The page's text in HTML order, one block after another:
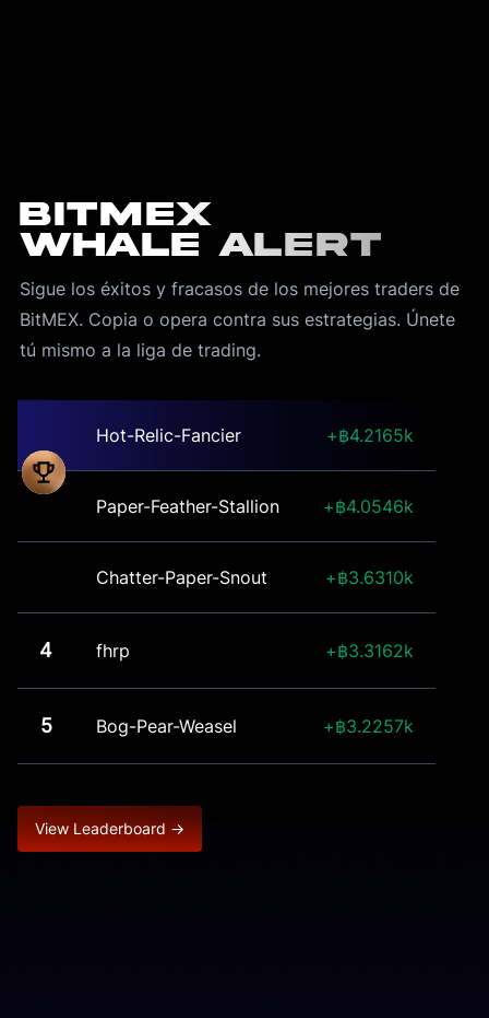
BitMEX
Whale Alert
Sigue los éxitos y fracasos de los mejores traders de
BitMEX. Copia o opera contra sus estrategias. Únete
View Leaderboard →
Hot-Relic-Fancier 4.2165k
Paper-Feather-Stallion 4.0546k
Chatter-Paper-Snout 3.6310k
4 fhrp 3.3162k
5 Bog-Pear-Weasel 3.2257k